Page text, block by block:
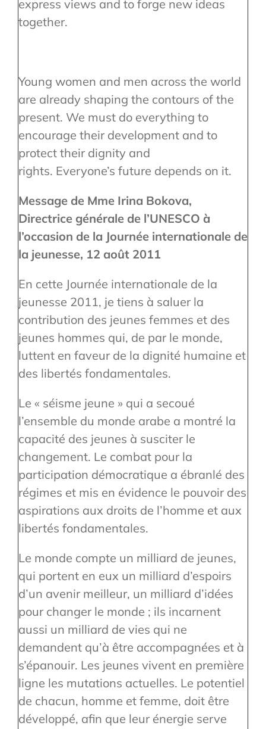
express views and to forge new ideas
together.
Young women and men across the world
are already shaping the contours of the
present. We must do everything to
encourage their development and to
protect their dignity and
rights. Everyone’s future depends on it.
Message de Mme Irina Bokova,
Directrice générale de l’UNESCO à
l’occasion de la Journée internationale de
la jeunesse, 12 août 2011
En cette Journée internationale de la
jeunesse 2011, je tiens à saluer la
contribution des jeunes femmes et des
jeunes hommes qui, de par le monde,
luttent en faveur de la dignité humaine et
des libertés fondamentales.
Le « séisme jeune » qui a secoué
l’ensemble du monde arabe a montré la
capacité des jeunes à susciter le
changement. Le combat pour la
participation démocratique a ébranlé des
régimes et mis en évidence le pouvoir des
aspirations aux droits de l’homme et aux
libertés fondamentales.
Le monde compte un milliard de jeunes,
qui portent en eux un milliard d’espoirs
d’un avenir meilleur, un milliard d’idées
pour changer le monde ; ils incarnent
aussi un milliard de vies qui ne
demandent qu’à être accompagnées et à
s’épanouir. Les jeunes vivent en première
ligne les mutations actuelles. Le potentiel
de chacun, homme et femme, doit être
développé, afin que leur énergie serve